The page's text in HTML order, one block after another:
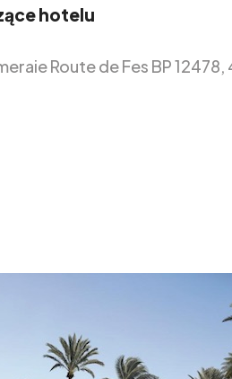
hotelu
Route de Fes BP